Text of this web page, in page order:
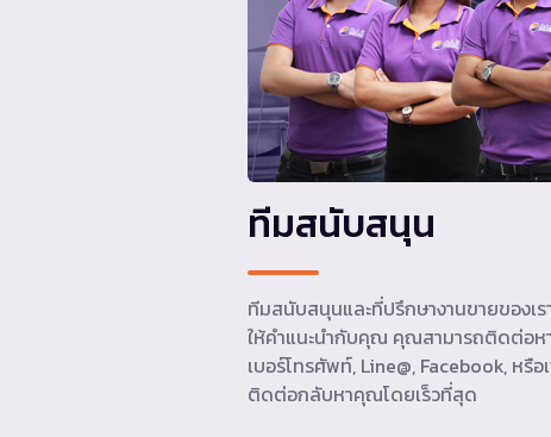
ทีมสนับสนุน
ทีมสนับสนุนและที่ปรึกษางานขายของเ
ให้คำแนะนำกับคุณ คุณสามารถติดต่อห
เบอร์โทรศัพท์, Line@, Facebook, หรื
ติดต่อกลับหาคุณโดยเร็วที่สุด